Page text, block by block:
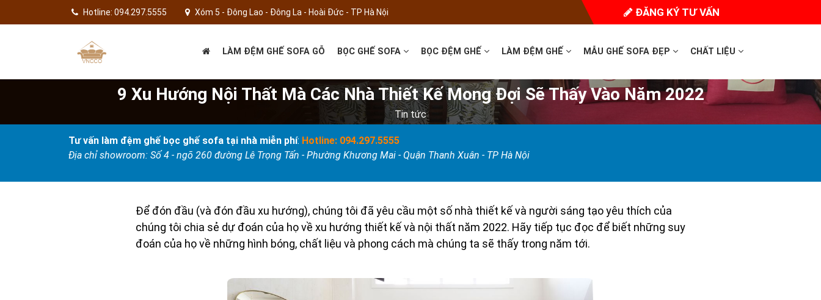
Hotline: 094.297.5555 Xóm 5 - Đông Lao - Đông La - Hoài Đức - TP Hà Nội ĐĂNG KÝ TƯ VẤN
LÀM ĐỆM GHẾ SOFA GỖ BỌC GHẾ SOFA BỌC ĐỆM GHẾ LÀM ĐỆM GHẾ MẪU GHẾ SOFA ĐẸP CHẤT LIỆU
9 Xu Hướng Nội Thất Mà Các Nhà Thiết Kế Mong Đợi Sẽ Thấy Vào Năm 2022
Tin tức
Tư vấn làm đệm ghế bọc ghế sofa tại nhà miễn phí: Hotline: 094.297.5555
Địa chỉ showroom: Số 4 - ngõ 260 đường Lê Trọng Tấn - Phường Khương Mai - Quận Thanh Xuân - TP Hà Nội
Để đón đầu (và đón đầu xu hướng), chúng tôi đã yêu cầu một số nhà thiết kế và người sáng tạo yêu thích của
chúng tôi chia sẻ dự đoán của họ về xu hướng thiết kế và nội thất năm 2022. Hãy tiếp tục đọc để biết những suy
đoán của họ về những hình bóng, chất liệu và phong cách mà chúng ta sẽ thấy trong năm tới.